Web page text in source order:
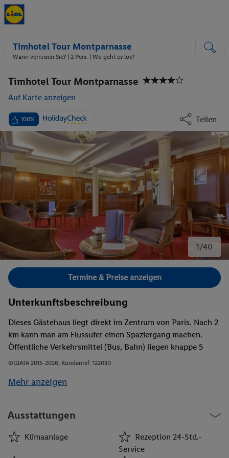
Timhotel Tour Montparnasse
Wann verreisen Sie? | 2 Pers. | Wo geht es los?
Timhotel Tour Montparnasse
Auf Karte anzeigen
100% Teilen
1/40
Bild 1 von 40.
Termine & Preise anzeigen
Unterkunftsbeschreibung
Dieses Gästehaus liegt direkt im Zentrum von Paris. Nach 2
km kann man am Flussufer einen Spaziergang machen.
Öffentliche Verkehrsmittel (Bus, Bahn) liegen knappe 5
Minuten von der Unterkunft entfernt.
©GIATA 2015-2026, Kundenref. 122030
Mehr anzeigen
Ausstattungen
Klimaanlage
Rezeption 24-Std.-
Service